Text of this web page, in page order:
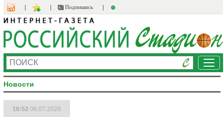
Подпишись
Новости
16:52 06.07.2026